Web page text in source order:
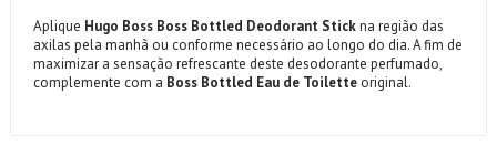
Aplique Hugo Boss Boss Bottled Deodorant Stickna região das
axilas pela manhã ou conforme necessário ao longo do dia. A fim de
maximizar a sensação refrescante deste desodorante perfumado,
complemente com a Boss Bottled Eau de Toilette original.